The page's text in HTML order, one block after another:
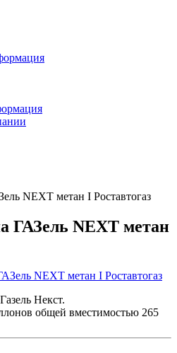
NEXT метан I Роставтогаз
ГАЗель NEXT метан
Некст.
общей вместимостью 265